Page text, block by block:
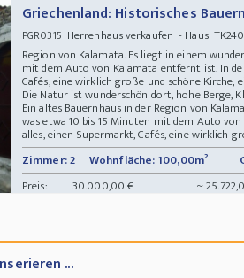
Griechenland: Historisches
PGR0315 Herrenhaus verkaufen - Haus
Region von Kalamata. Es liegt in einem
mit dem Auto von Kalamata entfernt ist. In
Cafés, eine wirklich große und schöne
Die Natur ist wunderschön dort, hohe Berge,
Ein altes Bauernhaus in der Region von
was etwa 10 bis 15 Minuten mit dem Auto
alles, einen Supermarkt, Cafés, eine wirklich
Zimmer: 2
Wohnfläche: 100,00m²
Preis:
30.000,00 € ~
...